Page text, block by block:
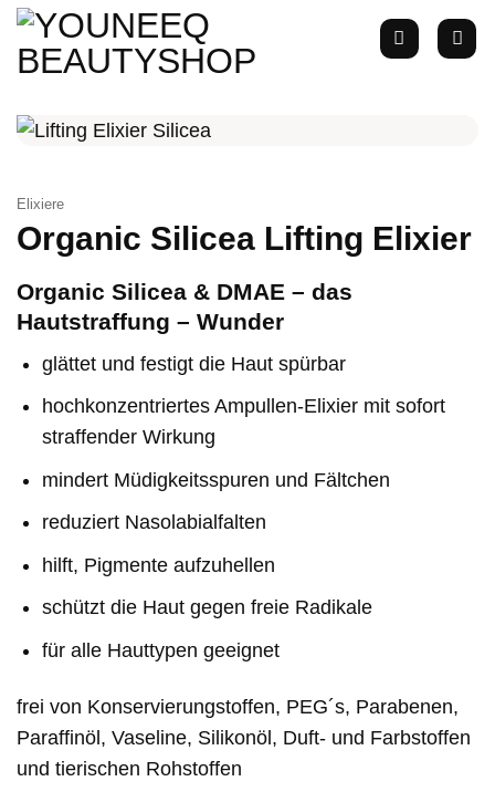
Zum
Inhalt
springen
Elixiere
Organic Silicea Lifting Elixier
Organic Silicea & DMAE – das
Hautstraffung – Wunder
glättet und festigt die Haut spürbar
hochkonzentriertes Ampullen-Elixier mit sofort
straffender Wirkung
mindert Müdigkeitsspuren und Fältchen
reduziert Nasolabialfalten
hilft, Pigmente aufzuhellen
schützt die Haut gegen freie Radikale
für alle Hauttypen geeignet
frei von Konservierungstoffen, PEG´s, Parabenen,
Paraffinöl, Vaseline, Silikonöl, Duft- und Farbstoffen
und tierischen Rohstoffen